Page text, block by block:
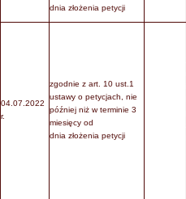
dnia złożenia petycji
04.07.2022
r.
zgodnie z art. 10 ust.1
ustawy o petycjach, nie
później niż w terminie 3
miesięcy od
dnia złożenia petycji